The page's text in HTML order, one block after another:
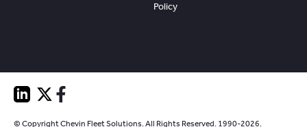
Policy
© Copyright Chevin Fleet Solutions. All Rights Reserved. 1990-2026.